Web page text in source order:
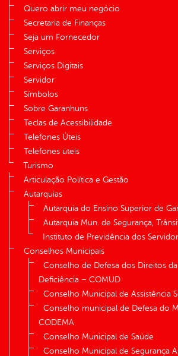
Quero abrir meu negócio
Secretaria de Finanças
Seja um Fornecedor
Serviços
Serviços Digitais
Servidor
Símbolos
Sobre Garanhuns
Teclas de Acessibilidade
Telefones Úteis
Telefones úteis
Turismo
Articulação Política e Gestão
Autarquias
Autarquia do Ensino Superior de
Autarquia Mun. de Segurança,
Instituto de Previdência dos
Conselhos Municipais
Conselho de Defesa dos Direitos
Deficiência – COMUD
Conselho Municipal de Assistência
Conselho municipal de Defesa do
CODEMA
Conselho Municipal de Saúde
Conselho Municipal de Segurança